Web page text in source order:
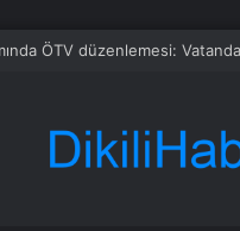
ÖTV düzenlemesi: